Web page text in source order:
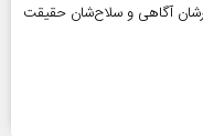
آگاهی و سلاح‌شان حقیقت